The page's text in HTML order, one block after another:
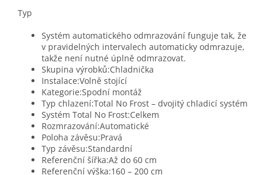
Typ
Systém automatického odmrazování funguje tak, že
v pravidelných intervalech automaticky odmrazuje,
takže není nutné úplně odmrazovat.
Skupina výrobků:Chladnička
Instalace:Volně stojící
Kategorie:Spodní montáž
Typ chlazení:Total No Frost – dvojitý chladicí systém
Systém Total No Frost:Celkem
Rozmrazování:Automatické
Poloha závěsu:Pravá
Typ závěsu:Standardní
Referenční šířka:Až do 60 cm
Referenční výška:160 – 200 cm